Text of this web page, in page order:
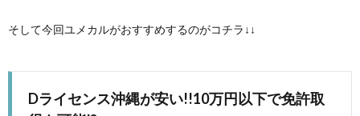
そして今回ユメカルがおすすめするのがコチラ↓↓
Dライセンス沖縄が安い!!10万円以下で免許取